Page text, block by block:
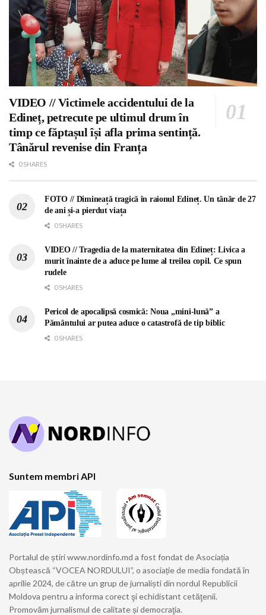
VIDEO // Victimele accidentului de la
Edineț, petrecute pe ultimul drum în
timp ce făptașul își afla prima sentință.
Tânărul revenise din Franța
0 SHARES
FOTO // Dimineață tragică în raionul Edineț. Un tânăr de 27
de ani și-a pierdut viața
0 SHARES
VIDEO // Tragedia de la maternitatea din Edineț: Livica a
murit înainte de a aduce pe lume al treilea copil. Ce spun
rudele
0 SHARES
Pericol de apocalipsă cosmică: Noua „mini-lună” a
Pământului ar putea aduce o catastrofă de tip biblic
0 SHARES
Suntem membri API
Portalul de știri www.nordinfo.md a fost fondat de Asociația
Obștească “VOCEA NORDULUI”, o asociație de media fondată în
aprilie 2024, de către un grup de jurnaliști din nordul Republicii
Moldova pentru a informa corect şi echidistant cetăţenii.
Promovăm jurnalismul de calitate și democraţia.